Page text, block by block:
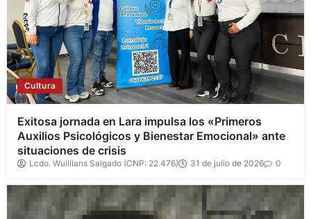
Cultura
Exitosa jornada en Lara impulsa los «Primeros
Auxilios Psicológicos y Bienestar Emocional» ante
situaciones de crisis
Lcdo. Wuillians Salgado (CNP: 22.476) 31 de julio de 2026 0